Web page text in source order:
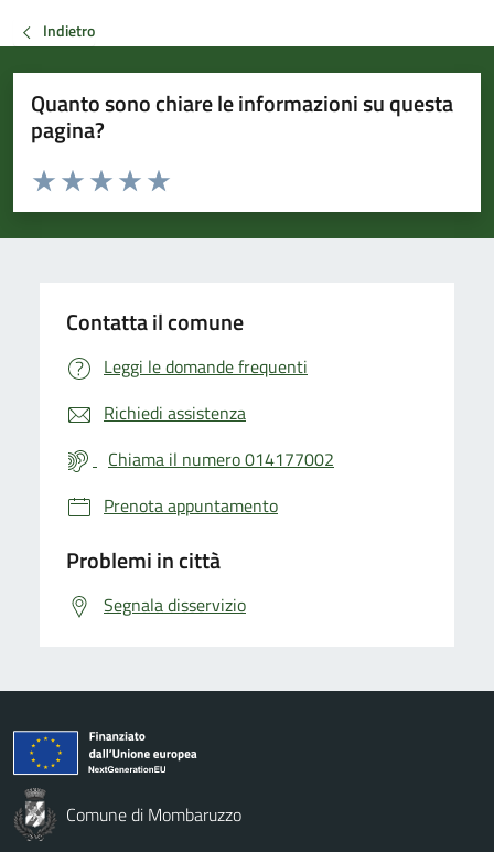
Indietro
Quanto sono chiare le informazioni su questa
pagina?
Valuta da 1 a 5 stelle la pagina
Valuta 5 stelle su 5
Valuta 4 stelle su 5
Valuta 3 stelle su 5
Valuta 2 stelle su 5
Valuta 1 stelle su 5
Contatta il comune
Leggi le domande frequenti
Richiedi assistenza
Chiama il numero 014177002
Prenota appuntamento
Problemi in città
Segnala disservizio
Comune di Mombaruzzo